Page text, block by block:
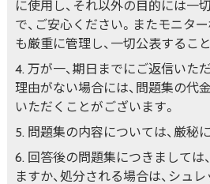
に使用し、それ以外の目的には一
で、ご安心ください。またモニタ
も厳重に管理し、一切公表するこ
万が一、期日までにご返信いた
理由がない場合には、問題集の代
いただくことがございます。
問題集の内容については、厳秘
回答後の問題集につきましては
ますか、処分される場合は、シュ